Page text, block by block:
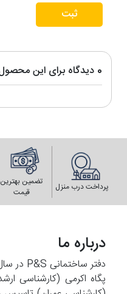
0 دیدگاه برای این محصول ثبت شده است
ثبت
پرداخت درب منزل
تضمین بهترین
قیمت
درباره ما
پگاه اکرمی (کارشناسی